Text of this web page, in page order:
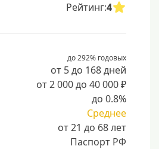
Рейтинг:4
до 292% годовых
от 5 до 168 дней
от 2 000 до 40 000 ₽
до 0.8%
Среднее
от 21 до 68 лет
Паспорт РФ